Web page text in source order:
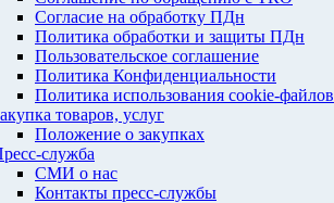
Согласие на обработку ПДн
Политика обработки и защиты ПДн
Пользовательское соглашение
Политика Конфиденциальности
Политика использования cookie-файлов
товаров, услуг
Положение о закупках
служба
СМИ о нас
Контакты пресс-службы